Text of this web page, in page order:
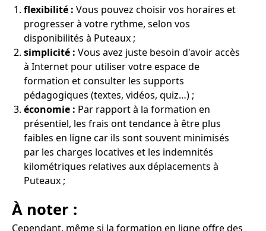
flexibilité : Vous pouvez choisir vos horaires et
progresser à votre rythme, selon vos
disponibilités à Puteaux ;
simplicité : Vous avez juste besoin d'avoir accès
à Internet pour utiliser votre espace de
formation et consulter les supports
pédagogiques (textes, vidéos, quiz…) ;
économie : Par rapport à la formation en
présentiel, les frais ont tendance à être plus
faibles en ligne car ils sont souvent minimisés
par les charges locatives et les indemnités
kilométriques relatives aux déplacements à
Puteaux ;
À noter :
Cependant, même si la formation en ligne offre des